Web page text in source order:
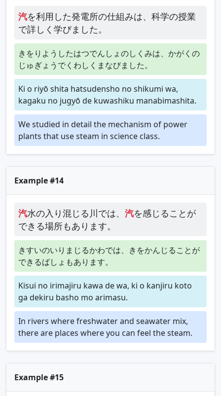
汽を利用した発電所の仕組みは、科学の授業
で詳しく学びました。
きをりようしたはつでんしょのしくみは、かがくの
じゅぎょうでくわしくまなびました。
Ki o riyō shita hatsudensho no shikumi wa,
kagaku no jugyō de kuwashiku manabimashita.
We studied in detail the mechanism of power
plants that use steam in science class.
Example #14
汽水の入り混じる川では、 汽を感じることが
できる場所もあります。
きすいのいりまじるかわでは、きをかんじることが
できるばしょもあります。
Kisui no irimajiru kawa de wa, ki o kanjiru koto
ga dekiru basho mo arimasu.
In rivers where freshwater and seawater mix,
there are places where you can feel the steam.
Example #15